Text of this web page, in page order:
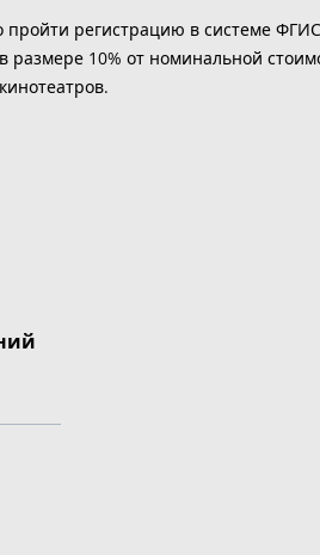
пройти регистрацию в системе
10% от номинальной